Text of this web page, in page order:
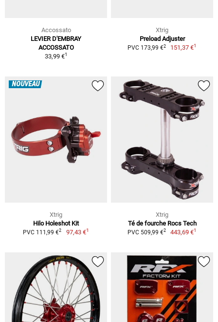
Accossato
LEVIER D'EMBRAY
ACCOSSATO
33,99 €1
Xtrig
Preload Adjuster
PVC 173,99 €2 151,37 €1
NOUVEAU
Xtrig
Hilo Holeshot Kit
PVC 111,99 €2 97,43 €1
Xtrig
Té de fourche Rocs Tech
PVC 509,99 €2 443,69 €1